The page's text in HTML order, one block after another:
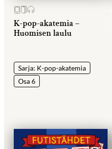
K-pop-akatemia –
Huomisen laulu
Sarja: K-pop-akatemia
Osa 6